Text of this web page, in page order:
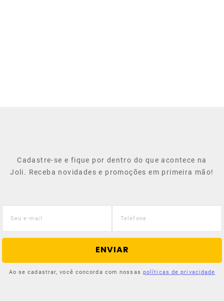
Cadastre-se e fique por dentro do que acontece na
Joli. Receba novidades e promoções em primeira mão!
ENVIAR
Ao se cadastrar, você concorda com nossas políticas de privacidade